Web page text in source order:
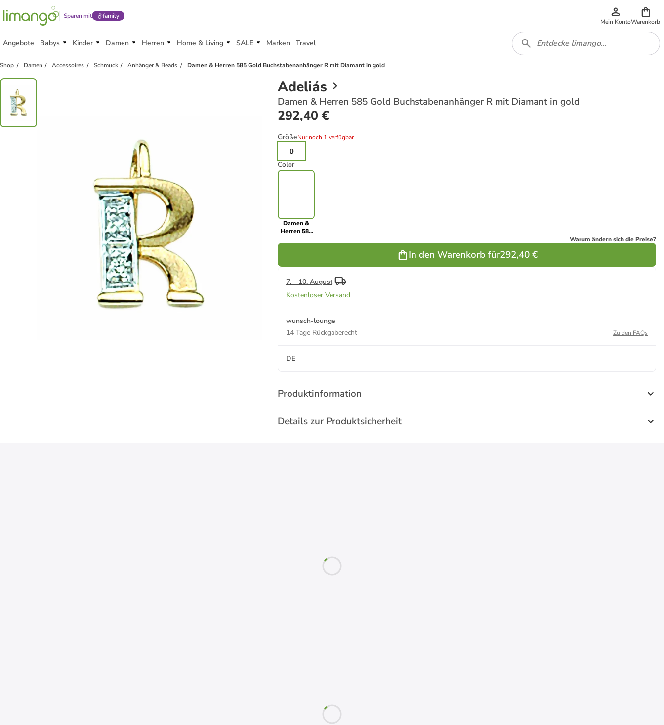
Sparen mit family
Mein KontoWarenkorb
Angebote Babys Kinder Damen Herren Home & Living SALE Marken Travel
Shop Damen Accessoires Schmuck Anhänger & Beads Damen & Herren 585 Gold Buchstabenanhänger R mit Diamant in gold
Adeliás
Damen & Herren 585 Gold Buchstabenanhänger R mit Diamant in gold
292,40 €
GrößeNur noch 1 verfügbar
0
Color
Damen &
Herren 585
Buchstabenanhänger
Warum ändern sich die Preise?
In den Warenkorb für292,40 €
7. - 10. August
Kostenloser Versand
wunsch-lounge
14 Tage Rückgaberecht
Zu den FAQs
DE
Produktinformation
Details zur Produktsicherheit